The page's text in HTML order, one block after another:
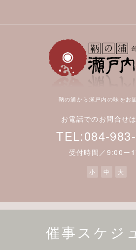
鞆の浦から瀬戸内の味をお
お電話でのお問合せ
TEL:084-
受付時間／9:00ー
小 中 大
催事スケジ